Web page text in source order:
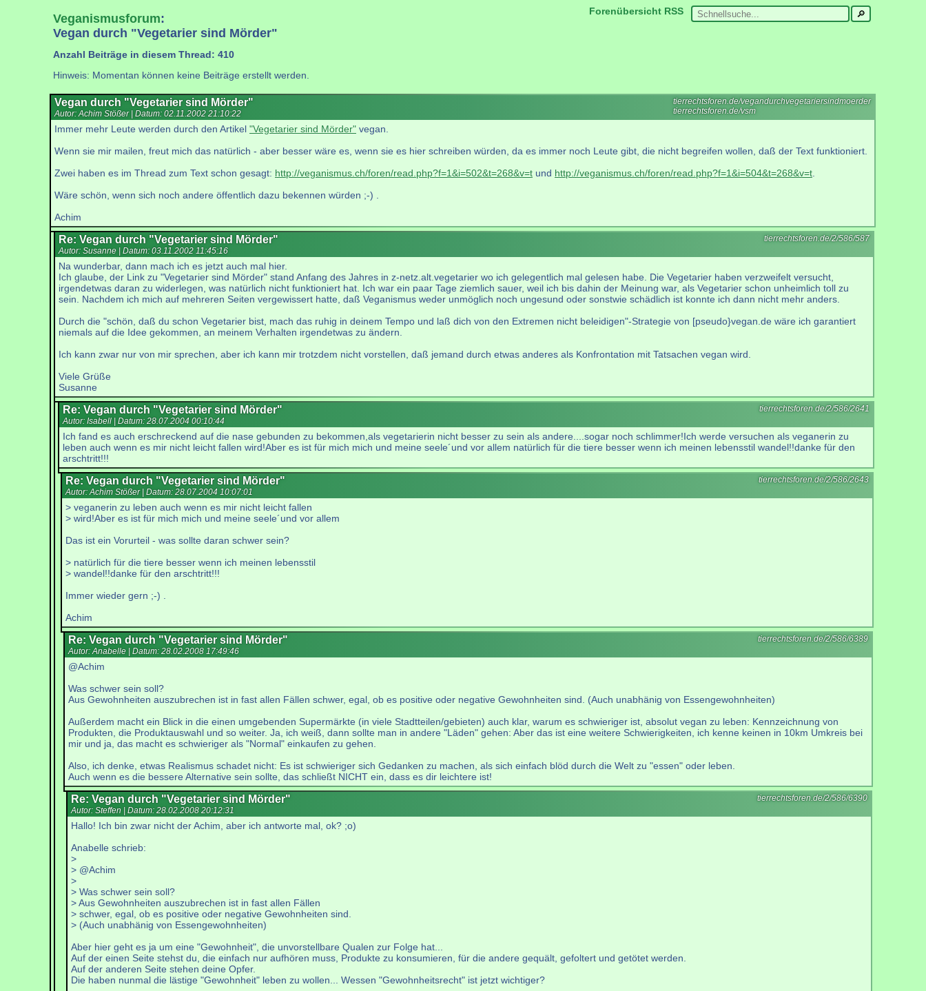
Forenübersicht RSS
Veganismusforum:
Vegan durch "Vegetarier sind Mörder"
Anzahl Beiträge in diesem Thread: 410
Hinweis: Momentan können keine Beiträge erstellt werden.
tierrechtsforen.de/vegandurchvegetariersindmoerder
tierrechtsforen.de/vsm
Vegan durch "Vegetarier sind Mörder"
Autor: Achim Stößer | Datum: 02.11.2002 21:10:22
Immer mehr Leute werden durch den Artikel "Vegetarier sind Mörder" vegan.
Wenn sie mir mailen, freut mich das natürlich - aber besser wäre es, wenn sie es hier schreiben würden, da es immer noch Leute gibt, die nicht begreifen wollen, daß der Text funktioniert.
Zwei haben es im Thread zum Text schon gesagt: http://veganismus.ch/foren/read.php?f=1&i=502&t=268&v=t und http://veganismus.ch/foren/read.php?f=1&i=504&t=268&v=t
Wäre schön, wenn sich noch andere öffentlich dazu bekennen würden ;-) .
Achim
tierrechtsforen.de/2/586/587
Re: Vegan durch "Vegetarier sind Mörder"
Autor: Susanne | Datum: 03.11.2002 11:45:16
Na wunderbar, dann mach ich es jetzt auch mal hier.
Ich glaube, der Link zu "Vegetarier sind Mörder" stand Anfang des Jahres in z-netz.alt.vegetarier wo ich gelegentlich mal gelesen habe. Die Vegetarier haben verzweifelt versucht,
irgendetwas daran zu widerlegen, was natürlich nicht funktioniert hat. Ich war ein paar Tage ziemlich sauer, weil ich bis dahin der Meinung war, als Vegetarier schon unheimlich toll zu
sein. Nachdem ich mich auf mehreren Seiten vergewissert hatte, daß Veganismus weder unmöglich noch ungesund oder sonstwie schädlich ist konnte ich dann nicht mehr anders.
Durch die "schön, daß du schon Vegetarier bist, mach das ruhig in deinem Tempo und laß dich von den Extremen nicht beleidigen"-Strategie von [pseudo}vegan.de wäre ich garantiert
niemals auf die Idee gekommen, an meinem Verhalten irgendetwas zu ändern.
Ich kann zwar nur von mir sprechen, aber ich kann mir trotzdem nicht vorstellen, daß jemand durch etwas anderes als Konfrontation mit Tatsachen vegan wird.
Viele Grüße
Susanne
tierrechtsforen.de/2/586/2641
Re: Vegan durch "Vegetarier sind Mörder"
Autor: Isabell | Datum: 28.07.2004 00:10:44
Ich fand es auch erschreckend auf die nase gebunden zu bekommen,als vegetarierin nicht besser zu sein als andere....sogar noch schlimmer!Ich werde versuchen als veganerin zu
leben auch wenn es mir nicht leicht fallen wird!Aber es ist für mich mich und meine seele´und vor allem natürlich für die tiere besser wenn ich meinen lebensstil wandel!!danke für den
arschtritt!!!
tierrechtsforen.de/2/586/2643
Re: Vegan durch "Vegetarier sind Mörder"
Autor: Achim Stößer | Datum: 28.07.2004 10:07:01
> veganerin zu leben auch wenn es mir nicht leicht fallen
> wird!Aber es ist für mich mich und meine seele´und vor allem
Das ist ein Vorurteil - was sollte daran schwer sein?
> natürlich für die tiere besser wenn ich meinen lebensstil
> wandel!!danke für den arschtritt!!!
Immer wieder gern ;-) .
Achim
tierrechtsforen.de/2/586/6389
Re: Vegan durch "Vegetarier sind Mörder"
Autor: Anabelle | Datum: 28.02.2008 17:49:46
@Achim
Was schwer sein soll?
Aus Gewohnheiten auszubrechen ist in fast allen Fällen schwer, egal, ob es positive oder negative Gewohnheiten sind. (Auch unabhänig von Essengewohnheiten)
Außerdem macht ein Blick in die einen umgebenden Supermärkte (in viele Stadtteilen/gebieten) auch klar, warum es schwieriger ist, absolut vegan zu leben: Kennzeichnung von
Produkten, die Produktauswahl und so weiter. Ja, ich weiß, dann sollte man in andere "Läden" gehen: Aber das ist eine weitere Schwierigkeiten, ich kenne keinen in 10km Umkreis bei
mir und ja, das macht es schwieriger als "Normal" einkaufen zu gehen.
Also, ich denke, etwas Realismus schadet nicht: Es ist schwieriger sich Gedanken zu machen, als sich einfach blöd durch die Welt zu "essen" oder leben.
Auch wenn es die bessere Alternative sein sollte, das schließt NICHT ein, dass es dir leichtere ist!
tierrechtsforen.de/2/586/6390
Re: Vegan durch "Vegetarier sind Mörder"
Autor: Steffen | Datum: 28.02.2008 20:12:31
Hallo! Ich bin zwar nicht der Achim, aber ich antworte mal, ok? ;o)
Anabelle schrieb:
>
> @Achim
>
> Was schwer sein soll?
> Aus Gewohnheiten auszubrechen ist in fast allen Fällen
> schwer, egal, ob es positive oder negative Gewohnheiten sind.
> (Auch unabhänig von Essengewohnheiten)
Aber hier geht es ja um eine "Gewohnheit", die unvorstellbare Qualen zur Folge hat...
Auf der einen Seite stehst du, die einfach nur aufhören muss, Produkte zu konsumieren, für die andere gequält, gefoltert und getötet werden.
Auf der anderen Seite stehen deine Opfer.
Die haben nunmal die lästige "Gewohnheit" leben zu wollen... Wessen "Gewohnheitsrecht" ist jetzt wichtiger?